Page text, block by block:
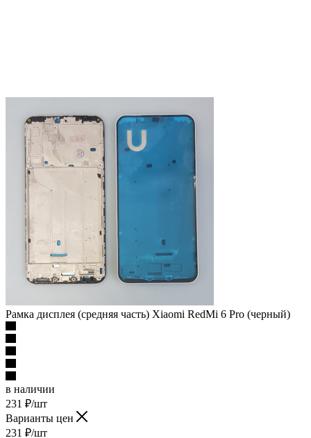
Рамка дисплея (средняя часть) Xiaomi RedMi 6 Pro (черный)
в наличии
231 ₽/шт
Варианты цен
231 ₽/шт